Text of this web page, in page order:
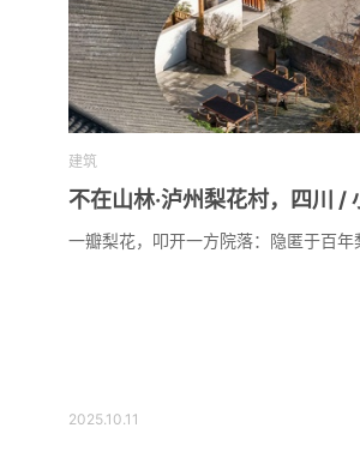
建筑
不在山林·泸州梨花村，四川 /
一瓣梨花，叩开一方院落：隐匿于百
2025.10.11